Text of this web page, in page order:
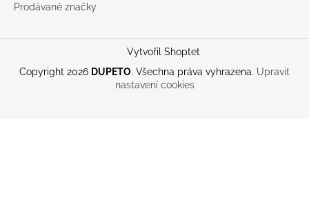
Prodávané značky
Vytvořil Shoptet
Copyright 2026 DUPETO. Všechna práva vyhrazena. Upravit
nastavení cookies